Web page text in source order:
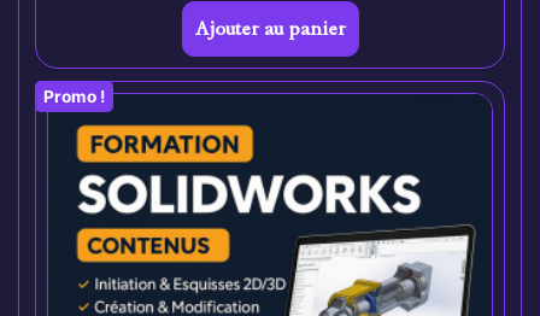
Ajouter au panier
Promo !